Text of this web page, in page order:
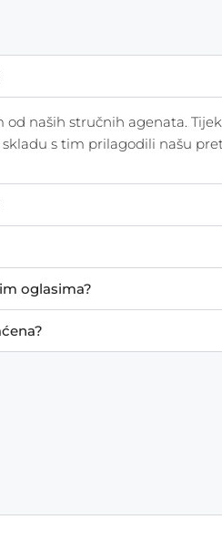
naših stručnih agenata.
s tim prilagodili našu
oglasima?